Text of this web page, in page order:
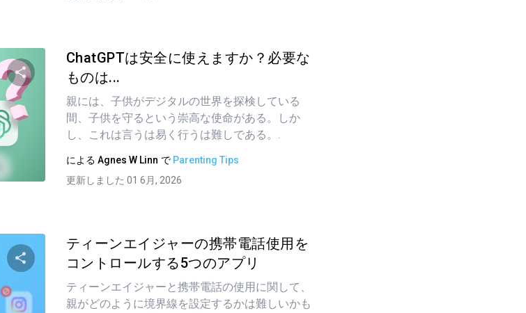
この記事を共有する
フェイスブック リンクをコピーする
ChatGPTは安全に使えますか？必要な
ものは...
親には、子供がデジタルの世界を探検している
間、子供を守るという崇高な使命がある。しか
し、これは言うは易く行うは難しである。.
による Agnes W Linn で Parenting Tips
更新しました 01 6月, 2026
この記事を共有する
ティーンエイジャーの携帯電話使用を
コントロールする5つのアプリ
ティーンエイジャーと携帯電話の使用に関して、
親がどのように境界線を設定するかは難しいかも